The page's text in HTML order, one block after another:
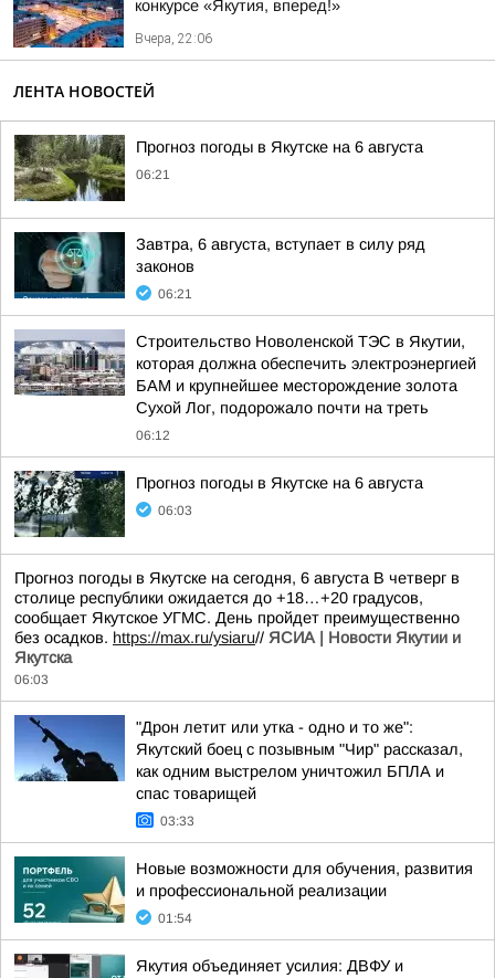
конкурсе «Якутия, вперед!»
Вчера, 22:06
ЛЕНТА НОВОСТЕЙ
Прогноз погоды в Якутске на 6 августа
06:21
Завтра, 6 августа, вступает в силу ряд
законов
06:21
Строительство Новоленской ТЭС в Якутии,
которая должна обеспечить электроэнергией
БАМ и крупнейшее месторождение золота
Сухой Лог, подорожало почти на треть
06:12
Прогноз погоды в Якутске на 6 августа
06:03
Прогноз погоды в Якутске на сегодня, 6 августа В четверг в
столице республики ожидается до +18…+20 градусов,
сообщает Якутское УГМС. День пройдет преимущественно
без осадков. https://max.ru/ysiaru// ЯСИА | Новости Якутии и
Якутска
06:03
"Дрон летит или утка - одно и то же":
Якутский боец с позывным "Чир" рассказал,
как одним выстрелом уничтожил БПЛА и
спас товарищей
03:33
Новые возможности для обучения, развития
и профессиональной реализации
01:54
Якутия объединяет усилия: ДВФУ и